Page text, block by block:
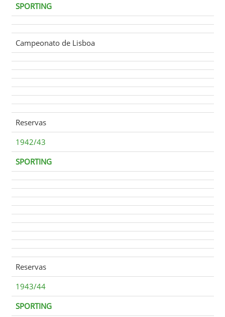
SPORTING
Campeonato de Lisboa
Reservas
1942/43
SPORTING
Reservas
1943/44
SPORTING